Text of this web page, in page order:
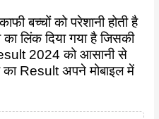
बच्चों को परेशानी होती है
लिंक दिया गया है जिसकी
2024 को आसानी से
का Result अपने मोबाइल में